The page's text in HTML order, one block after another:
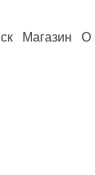
Магазин О